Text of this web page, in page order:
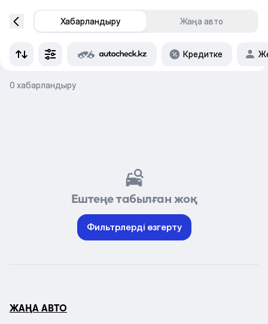
Хабарландыру Жаңа авто
Кредитке
0 хабарландыру
Ештеңе табылған жоқ
Фильтрлерді өзгерту
ЖАҢА АВТО